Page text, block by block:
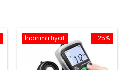
-25%
İndirimli fiyat